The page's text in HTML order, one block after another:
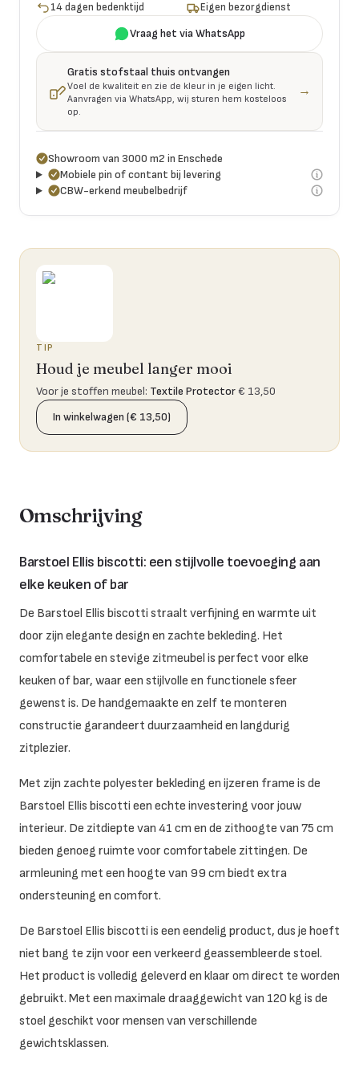
14 dagen bedenktijd
Eigen bezorgdienst
Vraag het via WhatsApp
Gratis stofstaal thuis ontvangen
Voel de kwaliteit en zie de kleur in je eigen licht.
Aanvragen via WhatsApp, wij sturen hem kosteloos
op.
→
Showroom van 3000 m2 in Enschede
Mobiele pin of contant bij levering
CBW-erkend meubelbedrijf
TIP
Houd je meubel langer mooi
Voor je stoffen meubel: Textile Protector€ 13,50
In winkelwagen (€ 13,50)
Omschrijving
Barstoel Ellis biscotti: een stijlvolle toevoeging aan
elke keuken of bar
De Barstoel Ellis biscotti straalt verfijning en warmte uit
door zijn elegante design en zachte bekleding. Het
comfortabele en stevige zitmeubel is perfect voor elke
keuken of bar, waar een stijlvolle en functionele sfeer
gewenst is. De handgemaakte en zelf te monteren
constructie garandeert duurzaamheid en langdurig
zitplezier.
Met zijn zachte polyester bekleding en ijzeren frame is de
Barstoel Ellis biscotti een echte investering voor jouw
interieur. De zitdiepte van 41 cm en de zithoogte van 75 cm
bieden genoeg ruimte voor comfortabele zittingen. De
armleuning met een hoogte van 99 cm biedt extra
ondersteuning en comfort.
De Barstoel Ellis biscotti is een eendelig product, dus je hoeft
niet bang te zijn voor een verkeerd geassembleerde stoel.
Het product is volledig geleverd en klaar om direct te worden
gebruikt. Met een maximale draaggewicht van 120 kg is de
stoel geschikt voor mensen van verschillende
gewichtsklassen.